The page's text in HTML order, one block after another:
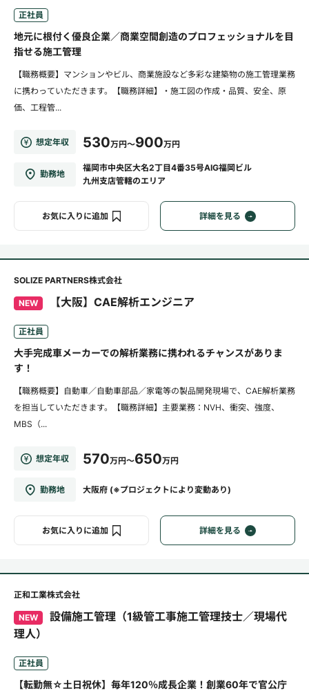
正社員
地元に根付く優良企業／商業空間創造のプロフェッショナルを目
指せる施工管理
【職務概要】マンションやビル、商業施設など多彩な建築物の施工管理業務
に携わっていただきます。【職務詳細】・施工図の作成・品質、安全、原
価、工程管...
想定年収 530万円～900万円
勤務地
福岡市中央区大名2丁目4番35号AIG福岡ビル
九州支店管轄のエリア
お気に入りに追加 詳細を見る
SOLIZE PARTNERS株式会社
NEW 【大阪】CAE解析エンジニア
正社員
大手完成車メーカーでの解析業務に携われるチャンスがありま
す！
【職務概要】自動車／自動車部品／家電等の製品開発現場で、CAE解析業務
を担当していただきます。【職務詳細】主要業務：NVH、衝突、強度、
MBS（...
想定年収 570万円～650万円
勤務地 大阪府 (※プロジェクトにより変動あり)
お気に入りに追加 詳細を見る
正和工業株式会社
NEW
設備施工管理（1級管工事施工管理技士／現場代
理人）
正社員
【転勤無☆土日祝休】毎年120％成長企業！創業60年で官公庁